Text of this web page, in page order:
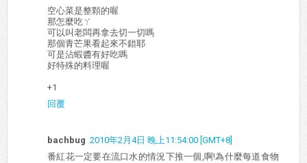
空心菜是整顆的喔
那怎麼吃ㄚ
可以叫老闆再拿去切一切嗎
那個青芒果看起來不錯耶
可是沾蝦醬有好吃嗎
好特殊的料理喔
+1
回覆
bachbug 2010年2月4日 晚上11:54:00 [GMT+8]
番紅花一定要在流口水的情況下推一個,啊!為什麼每道食物